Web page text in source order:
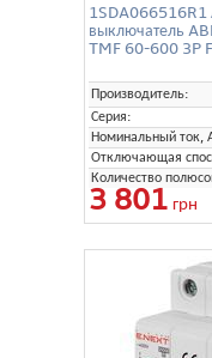
1SDA066516R1
выключатель
TMF 60-600 3P
Производитель:
Серия:
Номинальный ток,
Отключающая
Количество
3 801 грн